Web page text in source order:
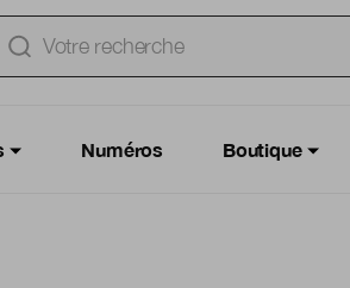
Numéros Boutique